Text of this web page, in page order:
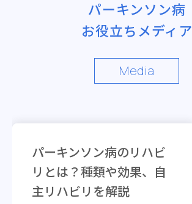
PDハウス越谷
PDハウス南柏
PDハウス八千代中央
PDハウス船橋
パーキンソン病
お役立ちメディア
Media
パーキンソン病のリハビ
リとは？種類や効果、自
主リハビリを解説